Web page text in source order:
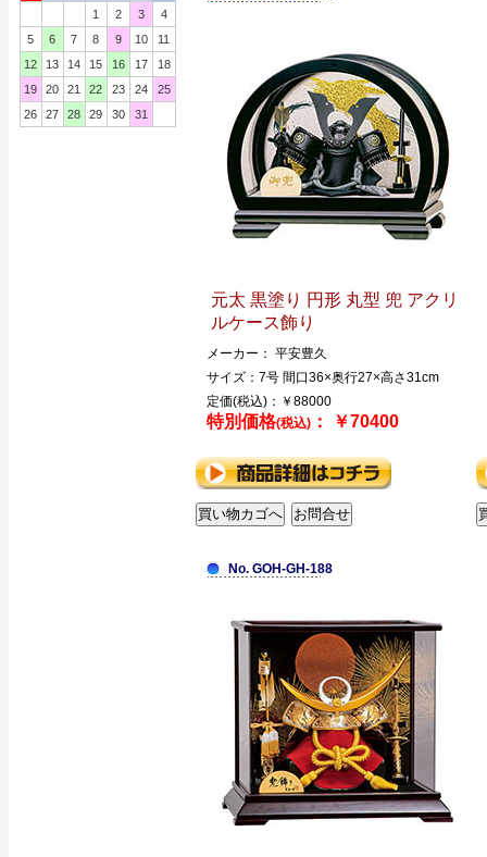
1
2 3
4
5
6 7 8 9 10
11
12
13 14 15 16 17
18
19
20 21 22 23 24
25
26
27 28 29 30 31
元太 黒塗り 円形 丸型 兜 アクリ
ルケース飾り
メーカー： 平安豊久
サイズ：7号 間口36×奥行27×高さ31cm
定価(税込)：￥88000
特別価格(税込)： ￥70400
No. GOH-GH-188